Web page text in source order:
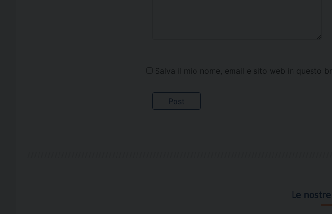
Salva il mio nome, email e sito web in questo
Le